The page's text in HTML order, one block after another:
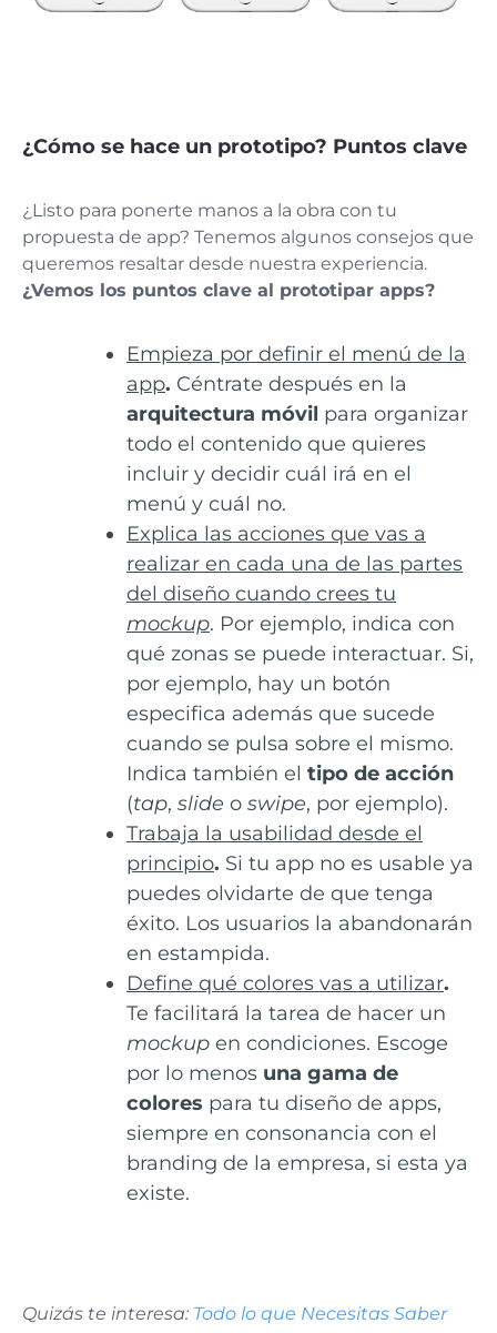
¿Cómo se hace un prototipo? Puntos clave
¿Listo para ponerte manos a la obra con tu
propuesta de app? Tenemos algunos consejos que
queremos resaltar desde nuestra experiencia.
¿Vemos los puntos clave al prototipar apps?
Empieza por definir el menú de la
app. Céntrate después en la
arquitectura móvil para organizar
todo el contenido que quieres
incluir y decidir cuál irá en el
menú y cuál no.
Explica las acciones que vas a
realizar en cada una de las partes
del diseño cuando crees tu
mockup. Por ejemplo, indica con
qué zonas se puede interactuar. Si,
por ejemplo, hay un botón
especifica además que sucede
cuando se pulsa sobre el mismo.
Indica también el tipo de acción
(tap, slide o swipe, por ejemplo).
Trabaja la usabilidad desde el
principio. Si tu app no es usable ya
puedes olvidarte de que tenga
éxito. Los usuarios la abandonarán
en estampida.
Define qué colores vas a utilizar.
Te facilitará la tarea de hacer un
mockup en condiciones. Escoge
por lo menos una gama de
colores para tu diseño de apps,
siempre en consonancia con el
branding de la empresa, si esta ya
existe.
Quizás te interesa: Todo lo que Necesitas Saber